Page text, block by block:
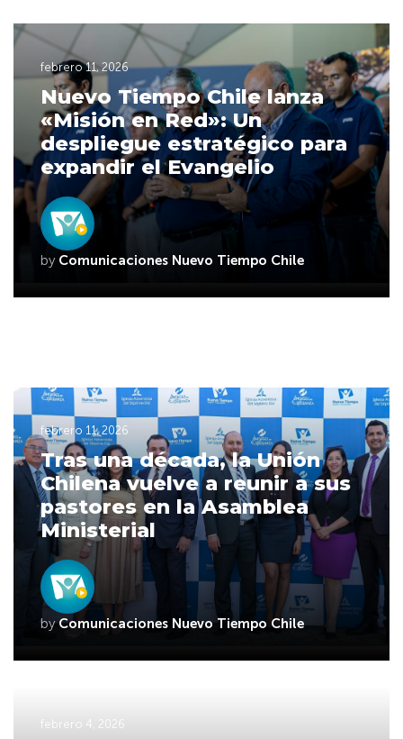
febrero 11, 2026
Nuevo Tiempo Chile lanza
«Misión en Red»: Un
despliegue estratégico para
expandir el Evangelio
by Comunicaciones Nuevo Tiempo Chile
febrero 11, 2026
Tras una década, la Unión
Chilena vuelve a reunir a sus
pastores en la Asamblea
Ministerial
byComunicaciones Nuevo Tiempo Chile
febrero 4, 2026